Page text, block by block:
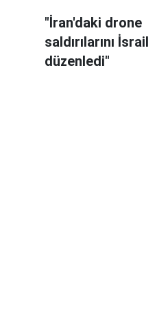
"İran'daki drone
saldırılarını İsrail
düzenledi"